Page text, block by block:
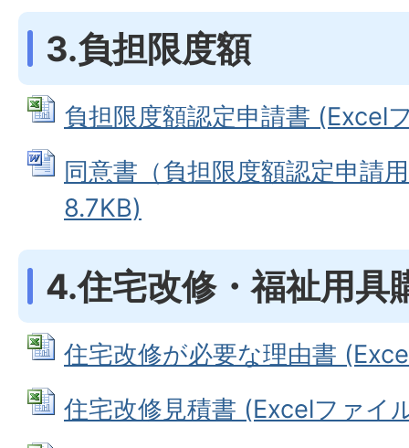
3.負担限度額
負担限度額認定申請書 (Excel
同意書（負担限度額認定申請
8.7KB)
4.住宅改修・福祉用具
住宅改修が必要な理由書
住宅改修見積書 (Excelファイ